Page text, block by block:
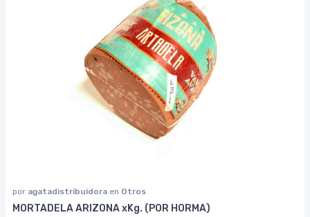
por agatadistribuidora en Otros
MORTADELA ARIZONA xKg. (POR HORMA)